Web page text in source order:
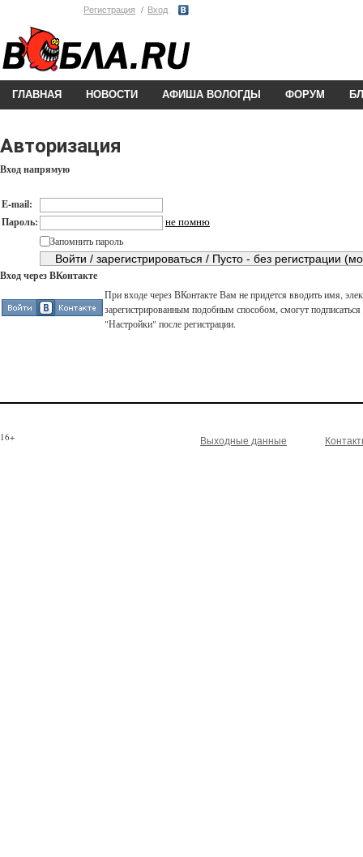
Регистрация Вход
ГЛАВНАЯ НОВОСТИ АФИША ВОЛОГДЫ ФОРУМ
Авторизация
Вход напрямую
E-mail:
Пароль:
не помню
Запомнить пароль
Вход через ВКонтакте
При входе через ВКонтакте Вам не придется вводить имя,
зарегистрированным подобным способом, смогут
"Настройки" после регистрации.
16+ Выходные данные